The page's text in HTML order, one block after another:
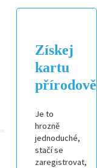
Získej
kartu
Je to
hrozně
jednoduché,
stačí se
zaregistrovat,